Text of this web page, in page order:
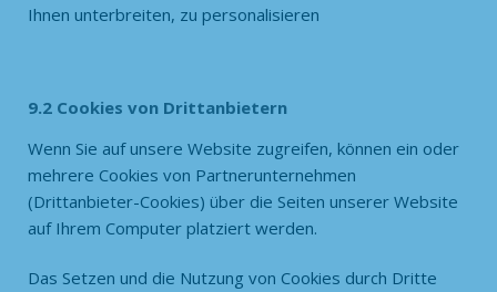
Ihnen unterbreiten, zu personalisieren
9.2 Cookies von Drittanbietern
Wenn Sie auf unsere Website zugreifen, können ein oder
mehrere Cookies von Partnerunternehmen
(Drittanbieter-Cookies) über die Seiten unserer Website
auf Ihrem Computer platziert werden.
Das Setzen und die Nutzung von Cookies durch Dritte